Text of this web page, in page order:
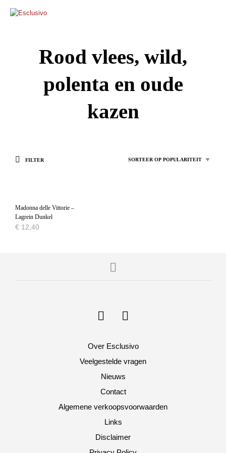
Rood vlees, wild,
polenta en oude
kazen
FILTER
Madonna delle Vittorie –
Lagrein Dunkel
€ 12,40
Over Esclusivo
Veelgestelde vragen
Nieuws
Contact
Algemene verkoopsvoorwaarden
Links
Disclaimer